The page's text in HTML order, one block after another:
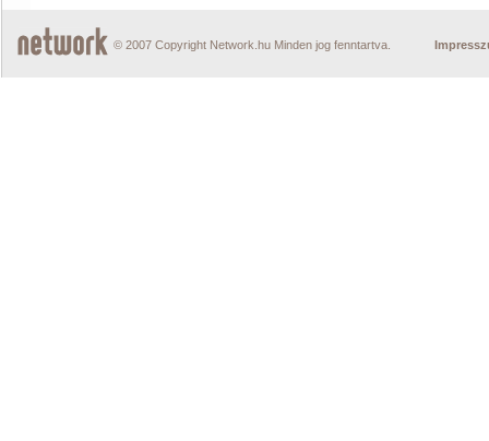
© 2007 Copyright Network.hu Minden jog fenntartva.